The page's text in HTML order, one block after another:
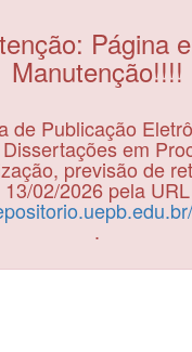
Página
Manutenção!!!!
de Publicação
em
previsão de
13/02/2026 pela URL
.